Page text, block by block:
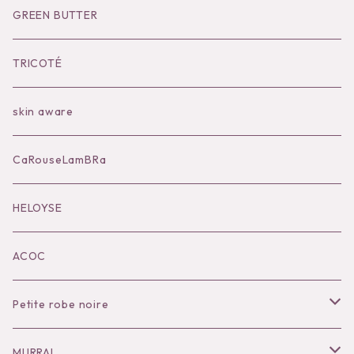
Socks
Shoes
Bilitis dix-sept ans
Inner
Outer
Bag
Accessories
Black series
KOKO別注
Goods
Goods
GREEN BUTTER
TRICOTÉ
skin aware
CaRouseLamBRa
HELOYSE
ACOC
Petite robe noire